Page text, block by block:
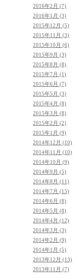
2016年2月 (7)
2016年1月 (3)
2015年12月 (5)
2015年11月 (3)
2015年10月 (6)
2015年9月 (3)
2015年8月 (8)
2015年7月 (1)
2015年6月 (7)
2015年5月 (3)
2015年4月 (8)
2015年3月 (8)
2015年2月 (2)
2015年1月 (9)
2014年12月 (10)
2014年11月 (10)
2014年10月 (9)
2014年9月 (5)
2014年8月 (11)
2014年7月 (15)
2014年6月 (8)
2014年5月 (8)
2014年4月 (12)
2014年3月 (3)
2014年2月 (9)
2014年1月 (5)
2013年12月 (13)
2013年11月 (7)